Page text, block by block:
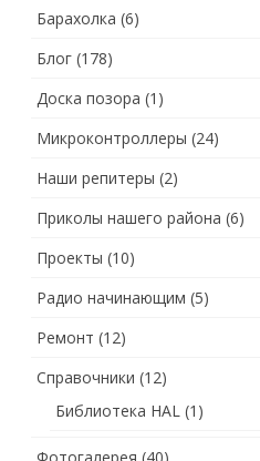
Барахолка (6)
Блог (178)
Доска позора (1)
Микроконтроллеры (24)
Наши репитеры (2)
Приколы нашего района (6)
Проекты (10)
Радио начинающим (5)
Ремонт (12)
Справочники (12)
Библиотека HAL (1)